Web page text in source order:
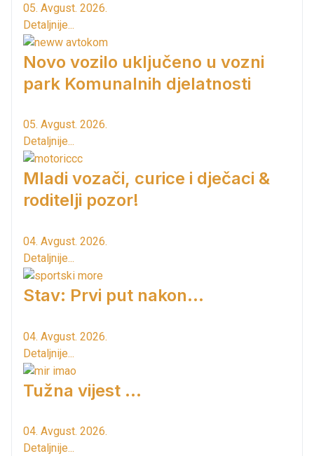
05. Avgust. 2026.
Detaljnije...
Novo vozilo uključeno u vozni
park Komunalnih djelatnosti
05. Avgust. 2026.
Detaljnije...
Mladi vozači, curice i dječaci &
roditelji pozor!
04. Avgust. 2026.
Detaljnije...
Stav: Prvi put nakon…
04. Avgust. 2026.
Detaljnije...
Tužna vijest ...
04. Avgust. 2026.
Detaljnije...